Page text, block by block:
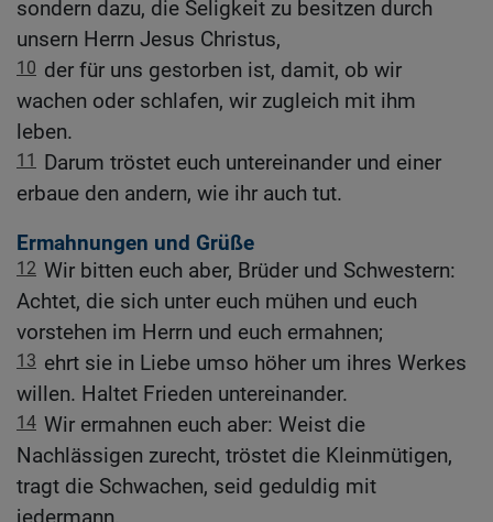
sondern dazu, die Seligkeit zu besitzen durch
unsern Herrn Jesus Christus,
10 der für uns gestorben ist, damit, ob wir
wachen oder schlafen, wir zugleich mit ihm
leben.
11
Darum tröstet euch untereinander und einer
erbaue den andern, wie ihr auch tut.
Ermahnungen und Grüße
12 Wir bitten euch aber, Brüder und Schwestern:
Achtet, die sich unter euch mühen und euch
vorstehen im Herrn und euch ermahnen;
13 ehrt sie in Liebe umso höher um ihres Werkes
willen. Haltet Frieden untereinander.
14 Wir ermahnen euch aber: Weist die
Nachlässigen zurecht, tröstet die Kleinmütigen,
tragt die Schwachen, seid geduldig mit